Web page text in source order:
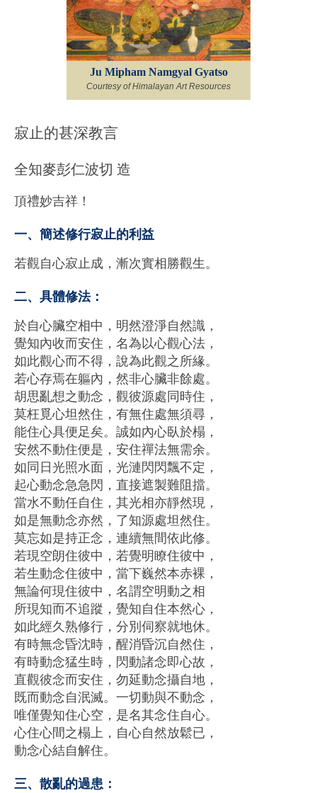
Ju Mipham Namgyal Gyatso
Courtesy of Himalayan Art Resources
寂⽌的甚深教⾔
全知⿆彭仁波切 造
頂禮妙吉祥！
⼀、簡述修⾏寂⽌的利益
若觀⾃⼼寂⽌成，漸次實相勝觀⽣。
⼆、具體修法：
於⾃⼼臟空相中，明然澄淨⾃然識，
覺知內收⽽安住，名為以⼼觀⼼法，
如此觀⼼⽽不得，說為此觀之所緣。
若⼼存焉在軀內，然非⼼臟非餘處。
胡思亂想之動念，觀彼源處同時住，
莫枉覓⼼坦然住，有無住處無須尋，
能住⼼具便⾜矣。誠如內⼼臥於榻，
安然不動住便是，安住禪法無需余。
如同⽇光照⽔⾯，光漣閃閃飄不定，
起⼼動念急急閃，直接遮製難阻擋。
當⽔不動任⾃住，其光相亦靜然現，
如是無動念亦然，了知源處坦然住。
莫忘如是持正念，連續無間依此修。
若現空朗住彼中，若覺明瞭住彼中，
若⽣動念住彼中，當下巍然本⾚裸，
無論何現住彼中，名謂空明動之相
所現知⽽不追蹤，覺知⾃住本然⼼，
如此經久熟修⾏，分別伺察就地休。
有時無念昏沈時，醒消昏沉⾃然住，
有時動念猛⽣時，閃動諸念即⼼故，
直觀彼念⽽安住，勿延動念攝⾃地，
既⽽動念⾃泯滅。⼀切動與不動念，
唯僅覺知住⼼空，是名其念住⾃⼼。
⼼住⼼間之榻上，⾃⼼⾃然放鬆已，
動念⼼結⾃解住。
三、散亂的過患：